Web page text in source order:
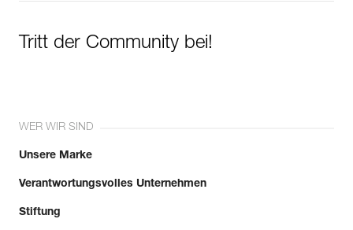
Tritt der Community bei!
WER WIR SIND
Unsere Marke
Verantwortungsvolles Unternehmen
Stiftung